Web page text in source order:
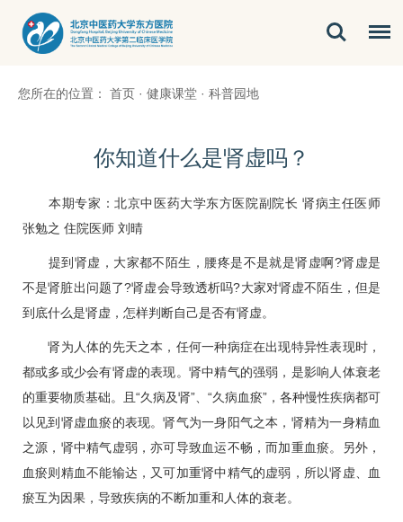
您所在的位置： 首页 · 健康课堂 · 科普园地
你知道什么是肾虚吗？
本期专家：北京中医药大学东方医院副院长 肾病主任医师
张勉之 住院医师 刘晴
提到肾虚，大家都不陌生，腰疼是不是就是肾虚啊?肾虚是
不是肾脏出问题了?肾虚会导致透析吗?大家对肾虚不陌生，但是
到底什么是肾虚，怎样判断自己是否有肾虚。
肾为人体的先天之本，任何一种病症在出现特异性表现时，
都或多或少会有肾虚的表现。肾中精气的强弱，是影响人体衰老
的重要物质基础。且“久病及肾”、“久病血瘀”，各种慢性疾病都可
以见到肾虚血瘀的表现。肾气为一身阳气之本，肾精为一身精血
之源，肾中精气虚弱，亦可导致血运不畅，而加重血瘀。另外，
血瘀则精血不能输达，又可加重肾中精气的虚弱，所以肾虚、血
瘀互为因果，导致疾病的不断加重和人体的衰老。